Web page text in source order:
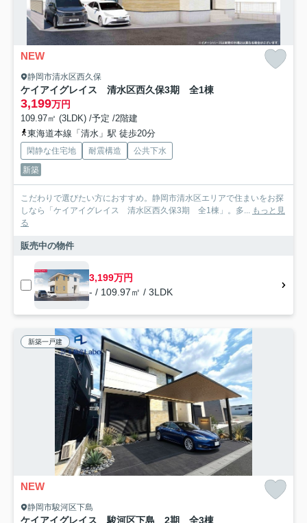
NEW
静岡市清水区西久保
ケイアイグレイス 清水区西久保3期 全1棟
3,199万円
109.97㎡ (3LDK) /予定 /2階建
東海道本線「清水」駅 徒歩20分
閑静な住宅地 耐震構造
公共下水
新築
こだわりで選びたい方におすすめ。静岡市清水区エリアで住まいをお探
しなら「ケイアイグレイス 清水区西久保3期 全1棟」。多... もっと見
る
販売中の物件
3,199万円
- / 109.97㎡ / 3LDK
新築一戸建
NEW
静岡市駿河区下島
ケイアイグレイス 駿河区下島 2期 全3棟